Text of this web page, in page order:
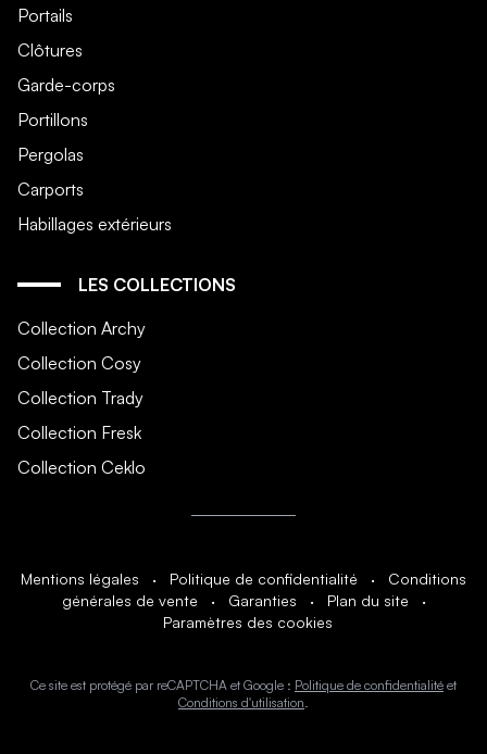
Portails
Clôtures
Garde-corps
Portillons
Pergolas
Carports
Habillages extérieurs
LES COLLECTIONS
Collection Archy
Collection Cosy
Collection Trady
Collection Fresk
Collection Ceklo
Mentions légales · Politique de confidentialité ·
Conditions
générales de vente
· Garanties · Plan du site
·
Paramètres des cookies
Ce site est protégé par reCAPTCHA et Google : Politique de confidentialité et
Conditions d'utilisation